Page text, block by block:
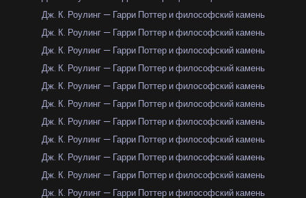
Дж. К. Роулинг — Гарри Поттер и философский камень
Дж. К. Роулинг — Гарри Поттер и философский камень
Дж. К. Роулинг — Гарри Поттер и философский камень
Дж. К. Роулинг — Гарри Поттер и философский камень
Дж. К. Роулинг — Гарри Поттер и философский камень
Дж. К. Роулинг — Гарри Поттер и философский камень
Дж. К. Роулинг — Гарри Поттер и философский камень
Дж. К. Роулинг — Гарри Поттер и философский камень
Дж. К. Роулинг — Гарри Поттер и философский камень
Дж. К. Роулинг — Гарри Поттер и философский камень
Дж. К. Роулинг — Гарри Поттер и философский камень